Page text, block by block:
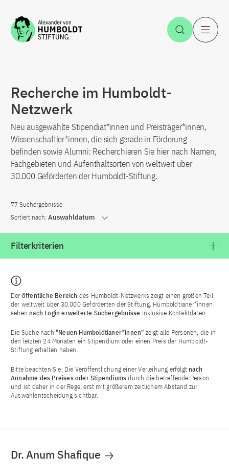
Zum Inhalt springen Suche
Recherche im Humboldt-
Netzwerk
Neu ausgewählte Stipendiat*innen und Preisträger*innen,
Wissenschaftler*innen, die sich gerade in Förderung
befinden sowie Alumni: Recherchieren Sie hier nach Namen,
Fachgebieten und Aufenthaltsorten von weltweit über
30.000 Geförderten der Humboldt-Stiftung.
77 Suchergebnisse
Sortiert nach: Auswahldatum
Filterkriterien
Der öffentliche Bereich des Humboldt-Netzwerks zeigt einen großen Teil
der weltweit über 30.000 Geförderten der Stiftung. Humboldtianer*innen
sehen nach Login erweiterte Suchergebnisse inklusive Kontaktdaten.
Die Suche nach "Neuen Humboldtianer*innen" zeigt alle Personen, die in
den letzten 24 Monaten ein Stipendium oder einen Preis der Humboldt-
Stiftung erhalten haben.
Bitte beachten Sie: Die Veröffentlichung einer Verleihung erfolgt nach
Annahme des Preises oder Stipendiumsdurch die betreffende Person
und ist daher in der Regel erst mit größerem zeitlichem Abstand zur
Auswahlentscheidung sichtbar.
Dr. Anum Shafique